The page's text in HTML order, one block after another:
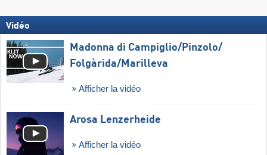
Vidéo
Madonna di Campiglio/​Pinzolo/​
Folgàrida/​Marilleva
Afficher la vidéo
Arosa Lenzerheide
Afficher la vidéo